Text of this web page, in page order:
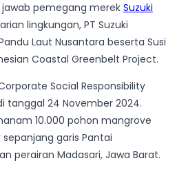
pemegang merek Suzuki
lingkungan, PT Suzuki
Laut Nusantara beserta Susi
Coastal Greenbelt Project.
Social Responsibility
tanggal 24 November 2024.
10.000 pohon mangrove
garis Pantai
perairan Madasari, Jawa Barat.